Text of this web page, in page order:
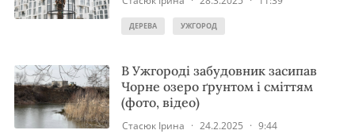
ДЕРЕВА УЖГОРОД
В Ужгороді забудовник засипав
Чорне озеро ґрунтом і сміттям
(фото, відео)
Стасюк Ірина · 24.2.2025 · 9:44